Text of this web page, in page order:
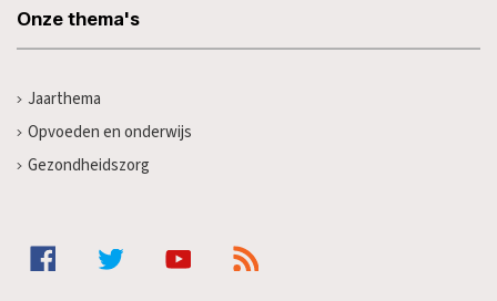
Onze thema's
Jaarthema
Opvoeden en onderwijs
Gezondheidszorg